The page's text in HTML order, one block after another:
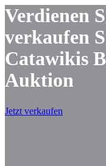
Verdienen
verkaufen
Catawikis
Auktion
Jetzt verkaufen